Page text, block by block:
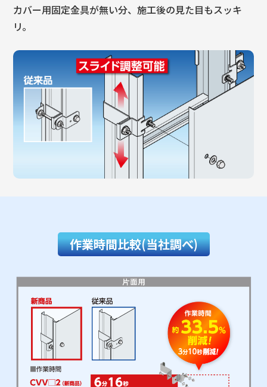
カバー用固定金具が無い分、施工後の見た目もスッキ
リ。
作業時間比較(当社調べ)